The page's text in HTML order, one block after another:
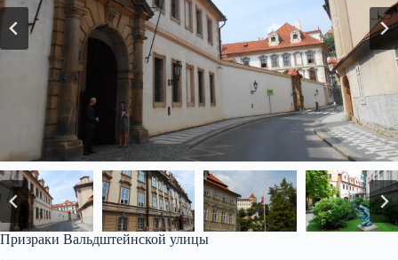
Призраки Вальдштейнской улицы